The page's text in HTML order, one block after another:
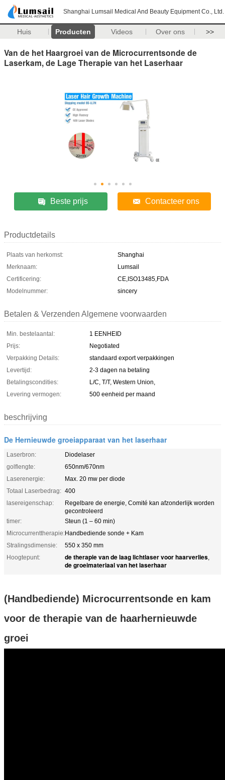
Shanghai Lumsail Medical And Beauty Equipment Co., Ltd.
Huis Producten Videos Over ons >>
Van de het Haargroei van de Microcurrentsonde de
Laserkam, de Lage Therapie van het Laserhaar
Beste prijs Contacteer ons
Productdetails
Plaats van herkomst:
Shanghai
Merknaam:
Lumsail
Certificering:
CE,ISO13485,FDA
Modelnummer:
sincery
Betalen & Verzenden Algemene voorwaarden
Min. bestelaantal:
1 EENHEID
Prijs:
Negotiated
Verpakking Details:
standaard export verpakkingen
Levertijd:
2-3 dagen na betaling
Betalingscondities:
L/C, T/T, Western Union,
Levering vermogen:
500 eenheid per maand
beschrijving
De Hernieuwde groeiapparaat van het laserhaar
Laserbron:
Diodelaser
golflengte:
650nm/670nm
Laserenergie:
Max. 20 mw per diode
Totaal Laserbedrag: 400
lasereigenschap:
Regelbare de energie, Comité kan afzonderlijk worden
gecontroleerd
timer:
Steun (1 – 60 min)
Microcurrenttherapie:Handbediende sonde + Kam
Stralingsdimensie:
550 x 350 mm
Hoogtepunt:
de therapie van de laag lichtlaser voor haarverlies,
de groeimateriaal van het laserhaar
(Handbediende) Microcurrentsonde en kam
voor de therapie van de haarhernieuwde
groei